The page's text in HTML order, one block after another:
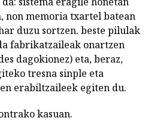
non memoria txartel batean
duzu sortzen. beste pilulak
fabrikatzaileak onartzen
dagokionez) eta, beraz,
tresna sinple eta
erabiltzaileek egiten du.
kasuan.